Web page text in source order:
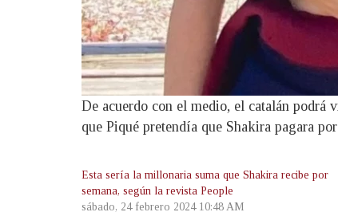
De acuerdo con el medio, el catalán podrá
que Piqué pretendía que Shakira pagara
Esta sería la millonaria suma que Shakira recibe por
semana, según la revista People
sábado, 24 febrero 2024 10:48 AM